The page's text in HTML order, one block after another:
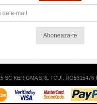
Aboneaza-te
SC KERIGMA SRL I CUI: RO5315476